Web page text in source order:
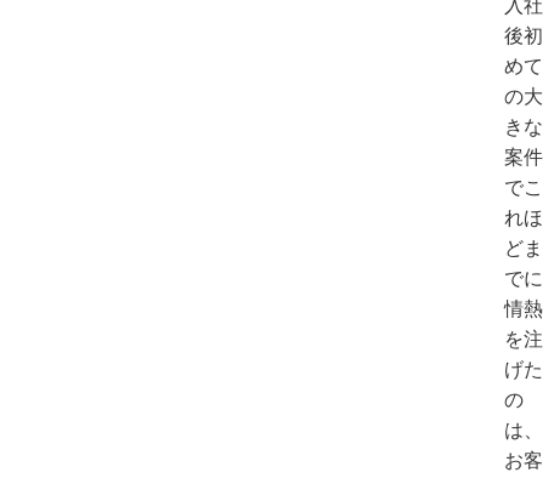
入社
後初
めて
の大
きな
案件
でこ
れほ
どま
でに
情熱
を注
げた
の
は、
お客